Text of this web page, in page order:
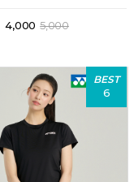
4,000 5,000
BEST
6